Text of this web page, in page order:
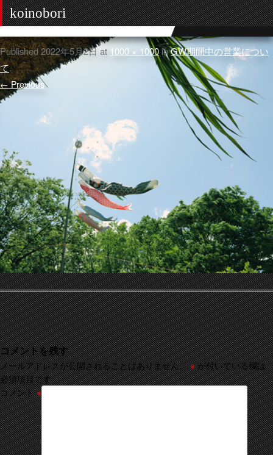
koinobori
Published2022年5月2日at 1000 × 1000inGW期間中の営業につい
て.
← Previous
コメントを残す
メールアドレスが公開されることはありません。 ※が付いている欄は
必須項目です
コメント※